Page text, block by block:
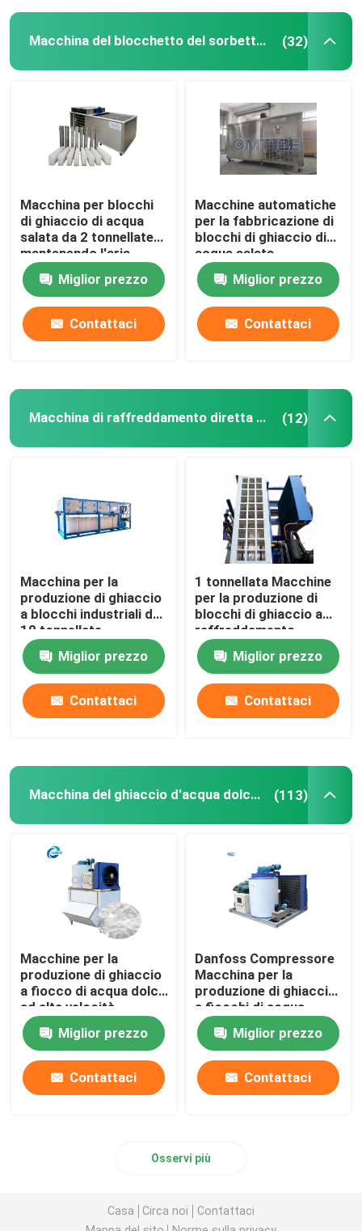
Casa.
Show VR
Visita alla fabbrica
Controllo della qualità
Contattaci
Macchine per ghiaccio a tubo
macchine per il ghiaccio a grandi cubi
Macchina del blocchetto del sorbetto del sale
Macchina di raffreddamento diretta del blocco di
Macchina del ghiaccio d'acqua dolce del fiocco
Macchina per il ghiaccio in scaglie di acqua di mare
Macchina per ghiaccio a piastre
Macchina di congelamento veloce
Macchine per la frantumazione del ghiaccio
Macchina del ghiaccio dei residui
Congelatore per celle frigorifere
Miscelatore di gelato commerciale
Macchina del blocchetto del sorbetto del sale (32)
Macchina per blocchi
di ghiaccio di acqua
salata da 2 tonnellate
mantenendo l'aria
fresca raffreddata
Miglior prezzo
Contattaci
Macchine automatiche
per la fabbricazione di
blocchi di ghiaccio di
acqua salata
Miglior prezzo
Contattaci
Macchina di raffreddamento diretta del blocco di ghiaccio (12)
Macchina per la
produzione di ghiaccio
a blocchi industriali da
10 tonnellate
Miglior prezzo
Contattaci
1 tonnellata Macchine
per la produzione di
blocchi di ghiaccio a
raffreddamento
diretto Pesca
Macchine per la
produzione di blocchi
di ghiaccio industriali
Miglior prezzo
Contattaci
Macchina del ghiaccio d'acqua dolce del fiocco (113)
Macchine per la
produzione di ghiaccio
a fiocco di acqua dolce
ad alta velocità
Macchine per la
produzione di ghiaccio
a fiocco commerciale
Risparmio energetico
Miglior prezzo
Contattaci
Danfoss Compressore
Macchina per la
produzione di ghiaccio
a fiocchi di acqua
dolce 3 tonnellate
Macchina per la
produzione di ghiaccio
a fiocchi di frutti di
mare
Miglior prezzo
Contattaci
Osservi più
Casa Circa noi
Contattaci